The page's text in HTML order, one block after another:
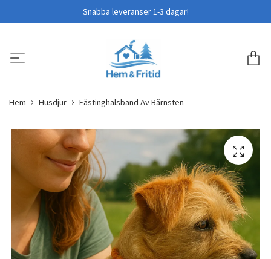
Snabba leveranser 1-3 dagar!
Hem Husdjur Fästinghalsband Av Bärnsten